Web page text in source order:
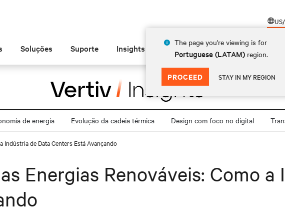
The page you're viewing is for
Portuguese (LATAM) region.
PROCEED STAY IN MY REGION
Soluções Suporte Insights Sobre
de energia Evolução da cadeia térmica Design com foco no digital
Indústria de Data Centers Está Avançando
Energias Renováveis: Como